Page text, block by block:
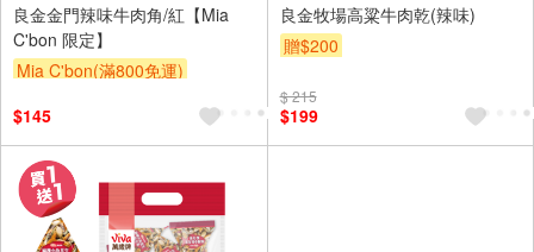
良金金門辣味牛肉角/紅【Mia
C'bon 限定】
Mia C'bon(滿800免運)
$145
良金牧場高粱牛肉乾(辣味)
贈$200
$ 215
$199